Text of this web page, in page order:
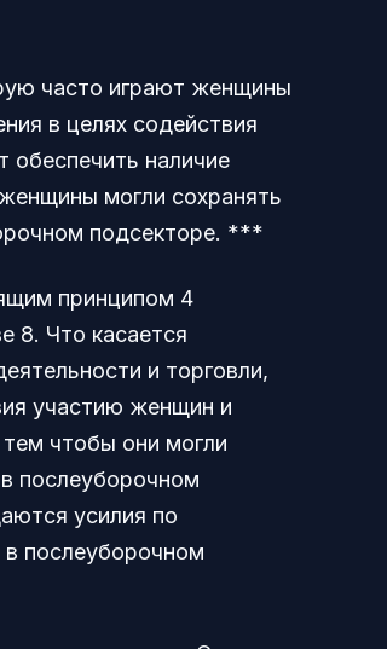
часто играют женщины
в целях содействия
наличие
могли сохранять
подсекторе. ***
принципом 4
8. Что касается
и торговли,
участию женщин и
чтобы они могли
послеуборочном
усилия по
послеуборочном